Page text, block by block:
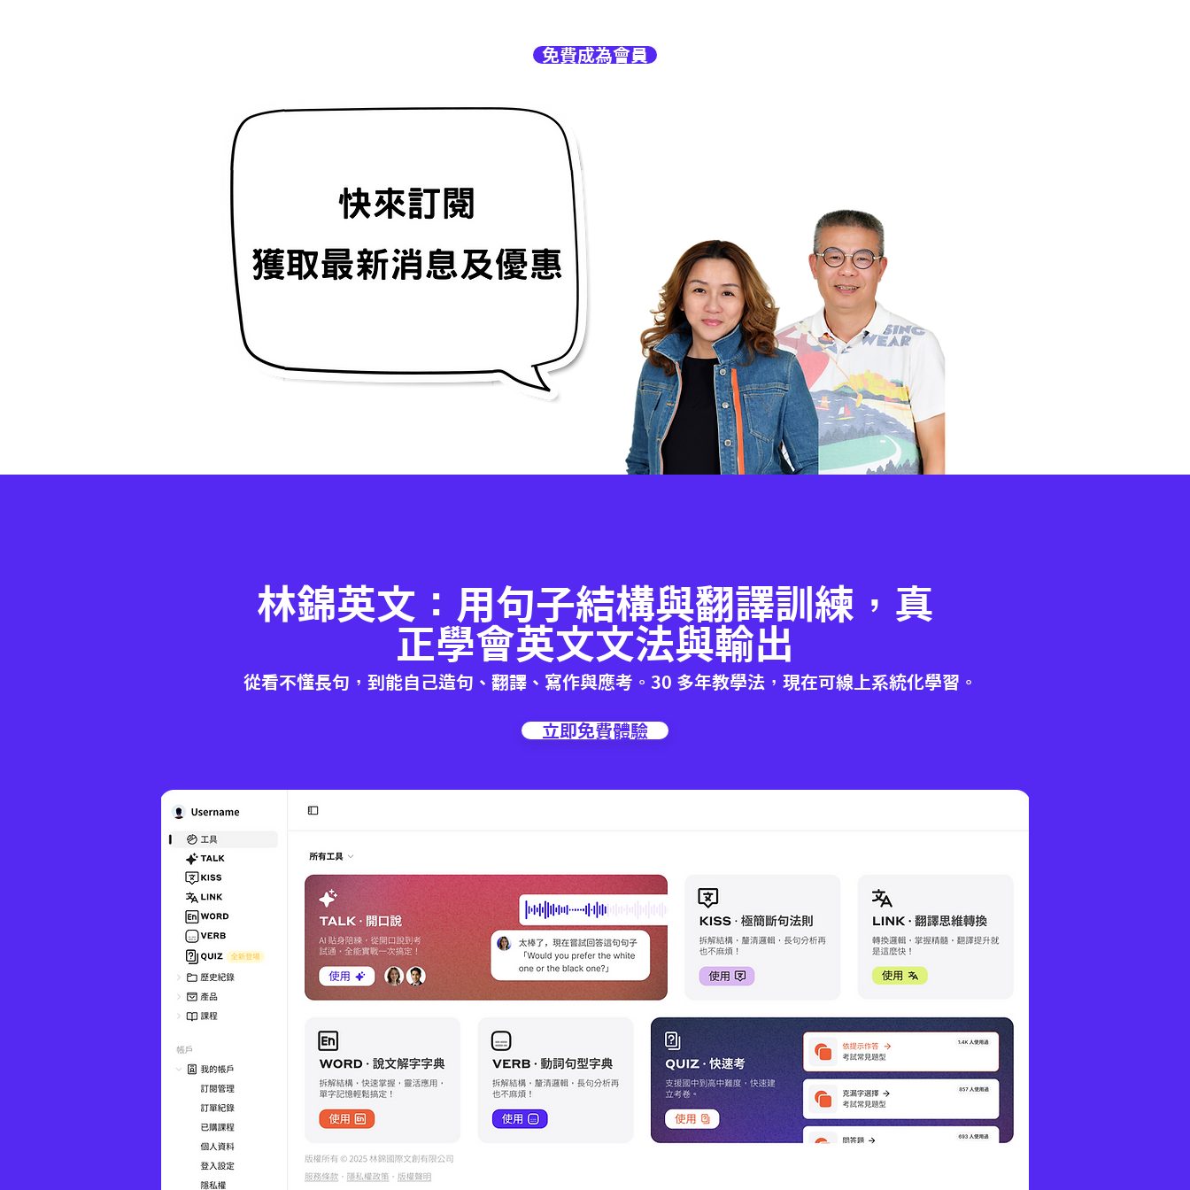
免費成為會員
林錦英文：用句子結構與翻譯訓練，真
正學會英文文法與輸出
從看不懂長句，到能自己造句、翻譯、寫作與應考。30 多年教學法，現在可線上系統化學習。
立即免費體驗